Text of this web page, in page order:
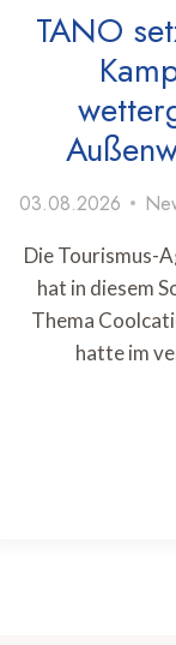
TANO
03.08.2026
Die Tourismus-
hat in diesem
Thema
hatte im